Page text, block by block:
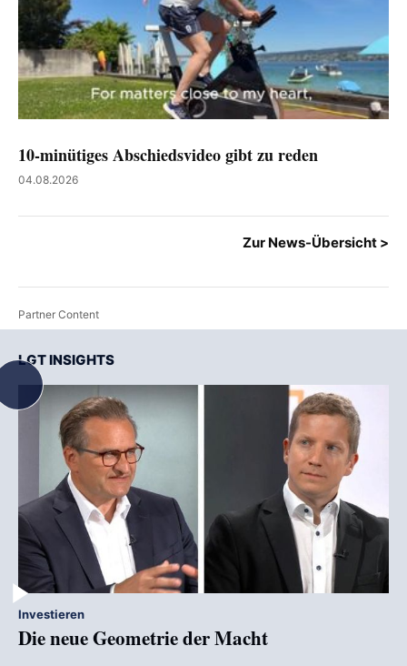
10-minütiges Abschiedsvideo gibt zu reden
04.08.2026
Zur News-Übersicht >
Partner Content
LGT INSIGHTS
Investieren
Die neue Geometrie der Macht